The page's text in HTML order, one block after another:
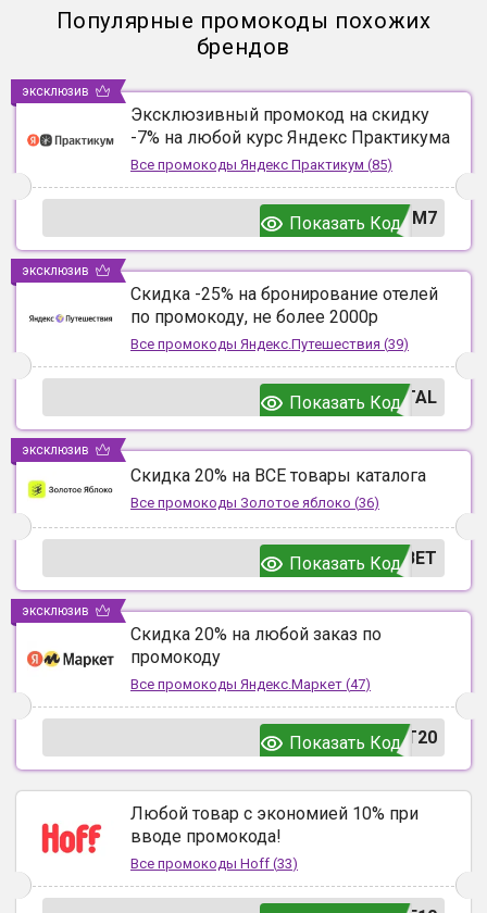
Популярные промокоды похожих
брендов
Эксклюзивный промокод на скидку
-7% на любой курс Яндекс Практикума
Все промокоды Яндекс Практикум (85)
UM7
Показать Код
эксклюзив
Скидка -25% на бронирование отелей
по промокоду, не более 2000р
Все промокоды Яндекс.Путешествия (39)
TAL
Показать Код
эксклюзив
Скидка 20% на ВСЕ товары каталога
Все промокоды Золотое яблоко (36)
ВЕТ
Показать Код
эксклюзив
Скидка 20% на любой заказ по
промокоду
Все промокоды Яндекс.Маркет (47)
T20
Показать Код
эксклюзив
Любой товар с экономией 10% при
вводе промокода!
Все промокоды Hoff (33)